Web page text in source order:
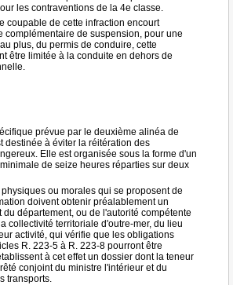
les contraventions de la 4e classe.
coupable de cette infraction encourt
complémentaire de suspension, pour une
plus, du permis de conduire, cette
être limitée à la conduite en dehors de
prévue par le deuxième alinéa de
destinée à éviter la réitération des
Elle est organisée sous la forme d'un
de seize heures réparties sur deux
physiques ou morales qui se proposent de
doivent obtenir préalablement un
du département, ou de l'autorité compétente
collectivité territoriale d'outre-mer, du lieu
activité, qui vérifie que les obligations
R. 223-5 à R. 223-8 pourront être
à cet effet un dossier dont la teneur
conjoint du ministre l'intérieur et du
transports.